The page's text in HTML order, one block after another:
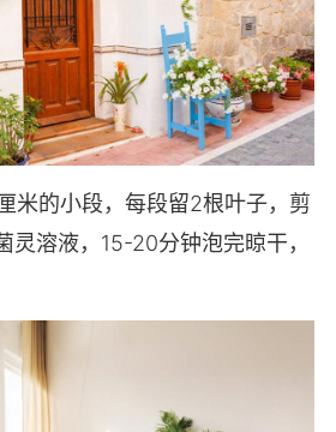
米的小段，每段留2根叶子，剪
灵溶液，15-20分钟泡完晾干，